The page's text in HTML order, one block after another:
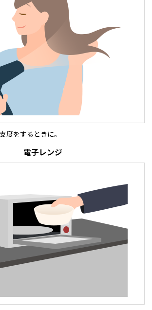
度をするときに。
電子レンジ